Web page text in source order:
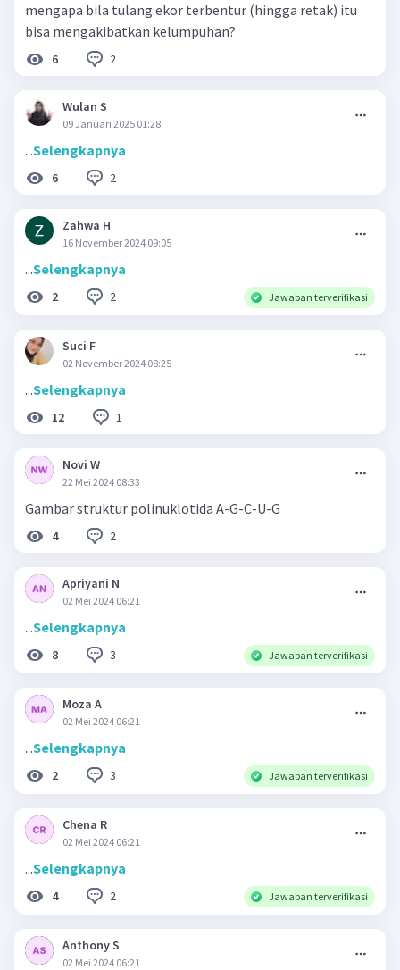
mengapa bila tulang ekor terbentur (hingga retak) itu
bisa mengakibatkan kelumpuhan?
6 2
Wulan S
09 Januari 2025 01:28
...Selengkapnya
6 2
Zahwa H
16 November 2024 09:05
...Selengkapnya
2 2 Jawaban terverifikasi
Suci F
02 November 2024 08:25
...Selengkapnya
12 1
Novi W
22 Mei 2024 08:33
Gambar struktur polinuklotida A-G-C-U-G
4 2
Apriyani N
02 Mei 2024 06:21
...Selengkapnya
8 3 Jawaban terverifikasi
Moza A
02 Mei 2024 06:21
...Selengkapnya
2 3 Jawaban terverifikasi
Chena R
02 Mei 2024 06:21
...Selengkapnya
4 2 Jawaban terverifikasi
Anthony S
02 Mei 2024 06:21